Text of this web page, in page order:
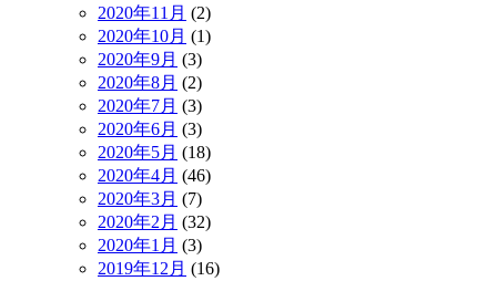
2020年11月 (2)
2020年10月 (1)
2020年9月 (3)
2020年8月 (2)
2020年7月 (3)
2020年6月 (3)
2020年5月 (18)
2020年4月 (46)
2020年3月 (7)
2020年2月 (32)
2020年1月 (3)
2019年12月 (16)